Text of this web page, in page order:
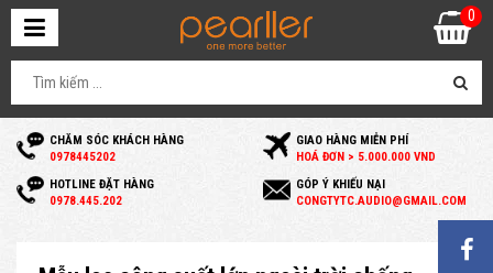
CHĂM SÓC KHÁCH HÀNG
0978445202
GIAO HÀNG MIỄN PHÍ
HOÁ ĐƠN > 5.000.000 VND
HOTLINE ĐẶT HÀNG
0978.445.202
GÓP Ý KHIẾU NẠI
CONGTYTC.AUDIO@GMAIL.COM
0